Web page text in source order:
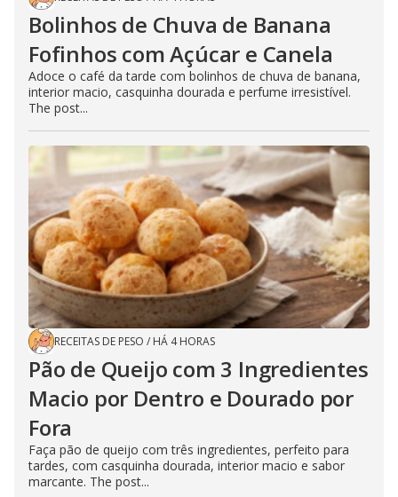
Bolinhos de Chuva de Banana
Fofinhos com Açúcar e Canela
Adoce o café da tarde com bolinhos de chuva de banana,
interior macio, casquinha dourada e perfume irresistível.
The post...
RECEITAS DE PESO / HÁ 4 HORAS
Pão de Queijo com 3 Ingredientes
Macio por Dentro e Dourado por
Fora
Faça pão de queijo com três ingredientes, perfeito para
tardes, com casquinha dourada, interior macio e sabor
marcante. The post...